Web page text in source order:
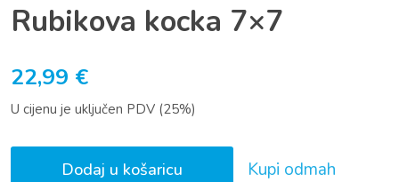
Rubikova kocka 7×7
22,99 €
U cijenu je uključen PDV (25%)
Dodaj u košaricu Kupi odmah